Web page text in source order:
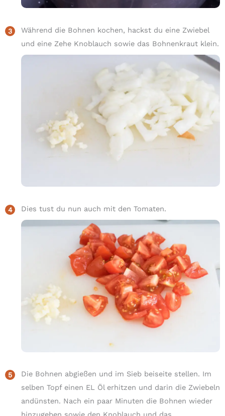
Während die Bohnen kochen, hackst du eine Zwiebel
und eine Zehe Knoblauch sowie das Bohnenkraut klein.
Dies tust du nun auch mit den Tomaten.
Die Bohnen abgießen und im Sieb beiseite stellen. Im
selben Topf einen EL Öl erhitzen und darin die Zwiebeln
andünsten. Nach ein paar Minuten die Bohnen wieder